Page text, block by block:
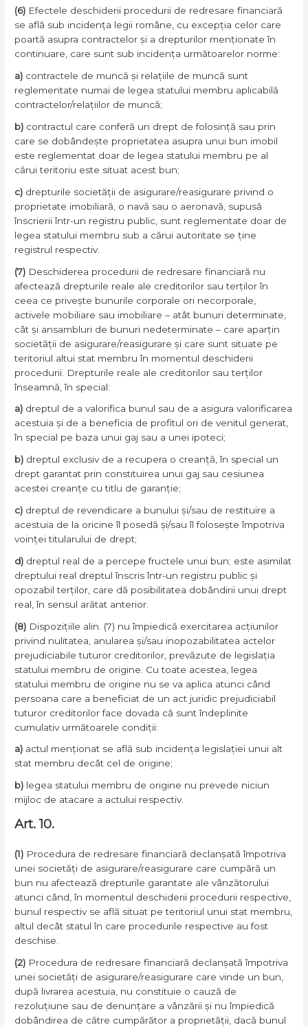
(6) Efectele deschiderii procedurii de redresare financiară
se află sub incidența legii române, cu excepția celor care
poartă asupra contractelor și a drepturilor menționate în
continuare, care sunt sub incidența următoarelor norme:
a) contractele de muncă și relațiile de muncă sunt
reglementate numai de legea statului membru aplicabilă
contractelor/relațiilor de muncă;
b) contractul care conferă un drept de folosință sau prin
care se dobândește proprietatea asupra unui bun imobil
este reglementat doar de legea statului membru pe al
cărui teritoriu este situat acest bun;
c) drepturile societății de asigurare/reasigurare privind o
proprietate imobiliară, o navă sau o aeronavă, supusă
înscrierii într-un registru public, sunt reglementate doar de
legea statului membru sub a cărui autoritate se ține
registrul respectiv.
(7) Deschiderea procedurii de redresare financiară nu
afectează drepturile reale ale creditorilor sau terților în
ceea ce privește bunurile corporale ori necorporale,
activele mobiliare sau imobiliare – atât bunuri determinate,
cât și ansambluri de bunuri nedeterminate – care aparțin
societății de asigurare/reasigurare și care sunt situate pe
teritoriul altui stat membru în momentul deschiderii
procedurii. Drepturile reale ale creditorilor sau terților
înseamnă, în special:
a) dreptul de a valorifica bunul sau de a asigura valorificarea
acestuia și de a beneficia de profitul ori de venitul generat,
în special pe baza unui gaj sau a unei ipoteci;
b) dreptul exclusiv de a recupera o creanță, în special un
drept garantat prin constituirea unui gaj sau cesiunea
acestei creanțe cu titlu de garanție;
c) dreptul de revendicare a bunului și/sau de restituire a
acestuia de la oricine îl posedă și/sau îl folosește împotriva
voinței titularului de drept;
d) dreptul real de a percepe fructele unui bun; este asimilat
dreptului real dreptul înscris într-un registru public și
opozabil terților, care dă posibilitatea dobândirii unui drept
real, în sensul arătat anterior.
(8) Dispozițiile alin. (7) nu împiedică exercitarea acțiunilor
privind nulitatea, anularea și/sau inopozabilitatea actelor
prejudiciabile tuturor creditorilor, prevăzute de legislația
statului membru de origine. Cu toate acestea, legea
statului membru de origine nu se va aplica atunci când
persoana care a beneficiat de un act juridic prejudiciabil
tuturor creditorilor face dovada că sunt îndeplinite
cumulativ următoarele condiții:
a) actul menționat se află sub incidența legislației unui alt
stat membru decât cel de origine;
b) legea statului membru de origine nu prevede niciun
mijloc de atacare a actului respectiv.
Art. 10.
(1) Procedura de redresare financiară declanșată împotriva
unei societăți de asigurare/reasigurare care cumpără un
bun nu afectează drepturile garantate ale vânzătorului
atunci când, în momentul deschiderii procedurii respective,
bunul respectiv se află situat pe teritoriul unui stat membru,
altul decât statul în care procedurile respective au fost
deschise.
(2) Procedura de redresare financiară declanșată împotriva
unei societăți de asigurare/reasigurare care vinde un bun,
după livrarea acestuia, nu constituie o cauză de
rezoluțiune sau de denunțare a vânzării și nu împiedică
dobândirea de către cumpărător a proprietății, dacă bunul